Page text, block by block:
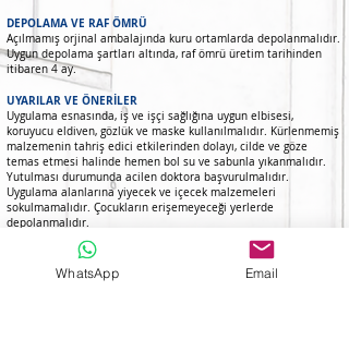
DEPOLAMA VE RAF ÖMRÜ
Açılmamış orjinal ambalajında kuru ortamlarda depolanmalıdır.
Uygun depolama şartları altında, raf ömrü üretim tarihinden
itibaren 4 ay.
UYARILAR VE ÖNERİLER
Uygulama esnasında, iş ve işçi sağlığına uygun elbisesi,
koruyucu eldiven, gözlük ve maske kullanılmalıdır. Kürlenmemiş
malzemenin tahriş edici etkilerinden dolayı, cilde ve göze
temas etmesi halinde hemen bol su ve sabunla yıkanmalıdır.
Yutulması durumunda acilen doktora başvurulmalıdır.
Uygulama alanlarına yiyecek ve içecek malzemeleri
sokulmamalıdır. Çocukların erişemeyeceği yerlerde
depolanmalıdır.
* Tozlarını solumayın.
* Göz ile temasında derhal su ile yıkayın.
* Kanalizasyona boşaltmayın.
* Göz ve cilt ile temasından sakının.
WhatsApp Email